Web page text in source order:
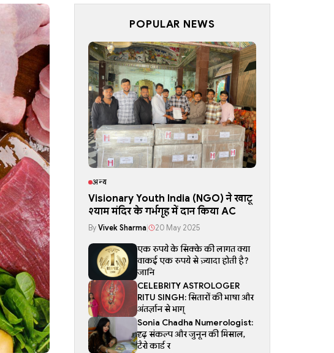
POPULAR NEWS
अन्य
Visionary Youth India (NGO) ने खाटू
श्याम मंदिर के गर्भगृह में दान किया AC
By Vivek Sharma| 20 May 2025
एक रुपये के सिक्के की लागत क्या
वाकई एक रुपये से ज़्यादा होती है?
जानि
CELEBRITY ASTROLOGER
RITU SINGH: सितारों की भाषा और
अंतर्ज्ञान से भाग्
Sonia Chadha Numerologist:
दृढ़ संकल्प और जुनून की मिसाल,
टैरो कार्ड र